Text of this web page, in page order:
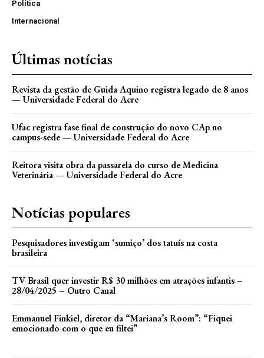
Política
Internacional
Últimas notícias
Revista da gestão de Guida Aquino registra legado de 8 anos
— Universidade Federal do Acre
Ufac registra fase final de construção do novo CAp no
campus-sede — Universidade Federal do Acre
Reitora visita obra da passarela do curso de Medicina
Veterinária — Universidade Federal do Acre
Notícias populares
Pesquisadores investigam ‘sumiço’ dos tatuís na costa
brasileira
TV Brasil quer investir R$ 30 milhões em atrações infantis –
28/04/2025 – Outro Canal
Emmanuel Finkiel, diretor da “Mariana’s Room”: “Fiquei
emocionado com o que eu filtei”